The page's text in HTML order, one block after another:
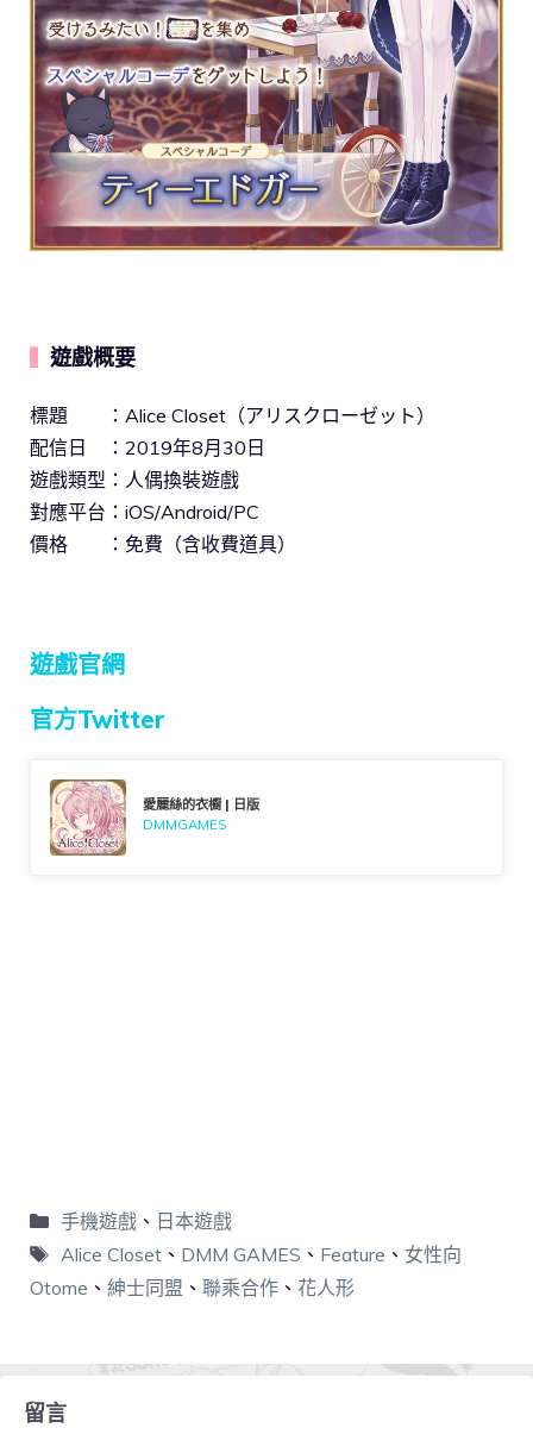
遊戲概要
標題 ：Alice Closet（アリスクローゼット）
配信日 ：2019年8月30日
遊戲類型：人偶換裝遊戲
對應平台：iOS/Android/PC
價格 ：免費（含收費道具）
遊戲官網
官方Twitter
愛麗絲的衣櫥 | 日版
DMMGAMES
手機遊戲、 日本遊戲
Alice Closet、 DMM GAMES 、 Feature 、 女性向
Otome 、 紳士同盟 、 聯乘合作 、 花人形
留言